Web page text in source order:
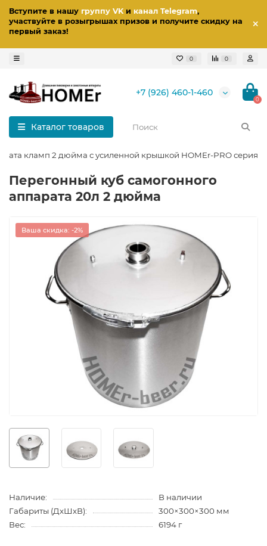
Вступите в нашу группу VKи канал Telegram,
участвуйте в розыгрышах призов и получите скидку на
первый заказ!
0 0
+7 (926) 460-1-460
0
Каталог товаров
кламп 2 дюйма с усиленной крышкой HOMEr-PRO серия
Перегонный куб самогонного
аппарата 20л 2 дюйма
Ваша скидка: -2%
Наличие:
В наличии
Габариты (ДхШхВ):
300×300×300 мм
Вес:
6194 г